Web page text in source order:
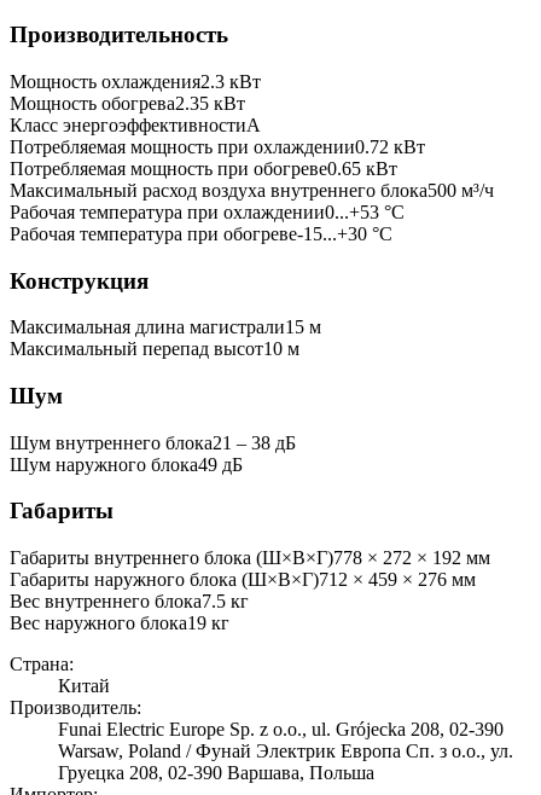
Производительность
Мощность охлаждения2.3 кВт
Мощность обогрева2.35 кВт
Класс энергоэффективностиA
Потребляемая мощность при охлаждении0.72 кВт
Потребляемая мощность при обогреве0.65 кВт
Максимальный расход воздуха внутреннего блока500 м³/ч
Рабочая температура при охлаждении0...+53 °C
Рабочая температура при обогреве-15...+30 °C
Конструкция
Максимальная длина магистрали15 м
Максимальный перепад высот10 м
Шум
Шум внутреннего блока21 ‒ 38 дБ
Шум наружного блока49 дБ
Габариты
Габариты внутреннего блока (Ш×В×Г)778 × 272 × 192 мм
Габариты наружного блока (Ш×В×Г)712 × 459 × 276 мм
Вес внутреннего блока7.5 кг
Вес наружного блока19 кг
Страна:
Китай
Производитель:
Funai Electric Europe Sp. z o.o., ul. Grójecka 208, 02-390
Warsaw, Poland / Фунай Электрик Европа Сп. з о.о., ул.
Груецка 208, 02-390 Варшава, Польша